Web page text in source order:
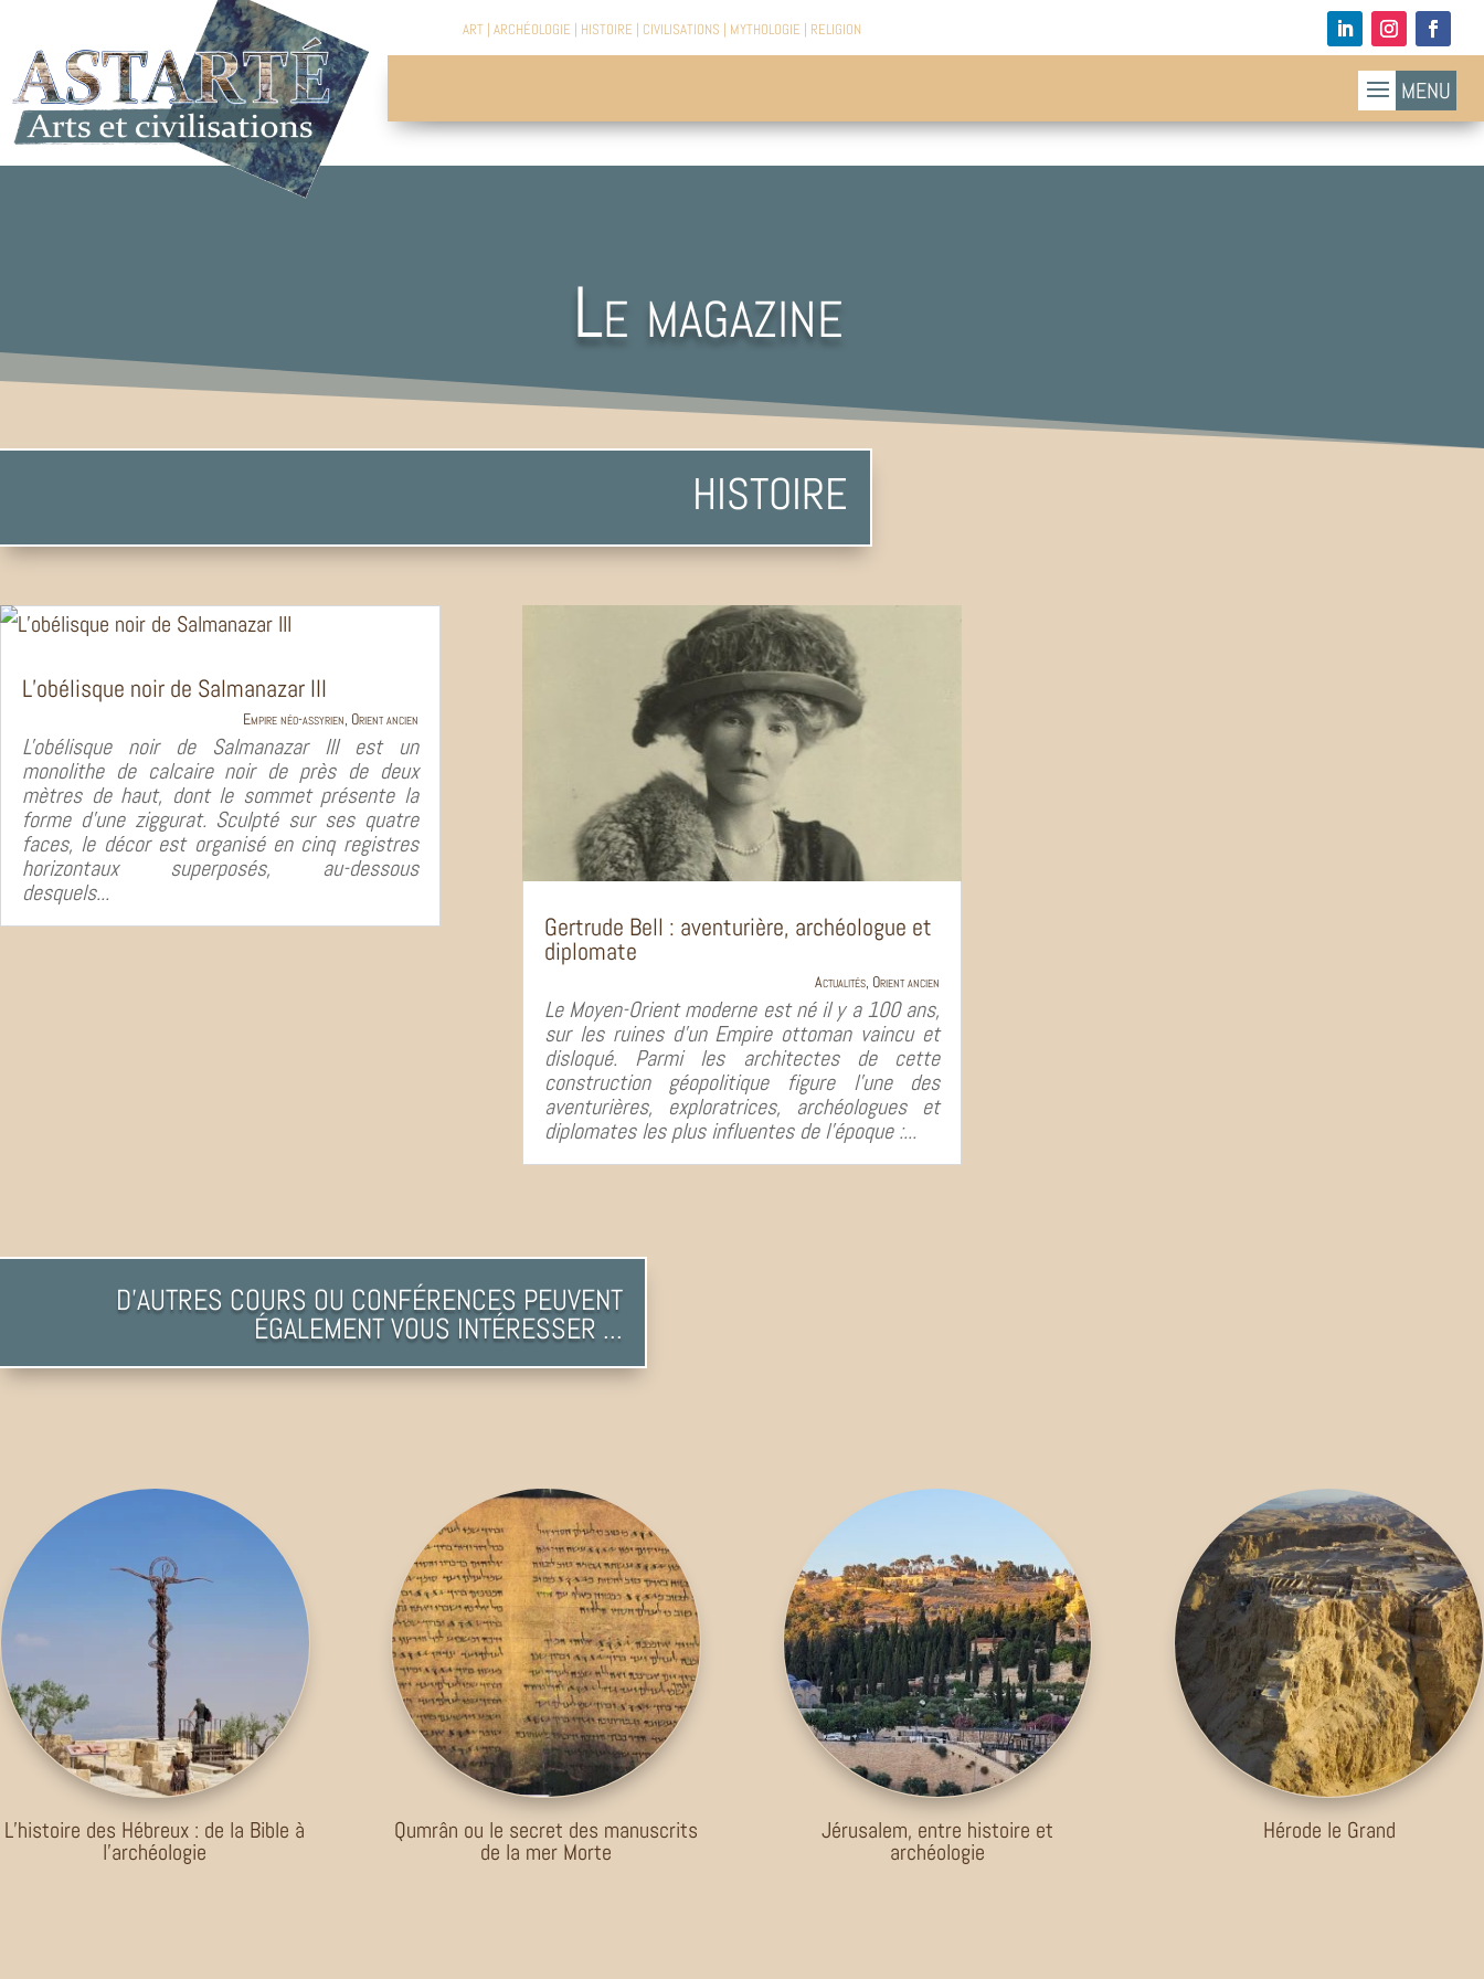
ART| ARCHÉOLOGIE HISTOIRE CIVILISATIONS MYTHOLOGIE RELIGION
Le magazine
HISTOIRE
L’obélisque noir de Salmanazar III
Empire néo-assyrien, Orient ancien
L'obélisque noir de Salmanazar III est un
monolithe de calcaire noir de près de deux
mètres de haut, dont le sommet présente la
forme d’une ziggurat. Sculpté sur ses quatre
faces, le décor est organisé en cinq registres
horizontaux superposés, au-dessous
desquels...
Gertrude Bell : aventurière, archéologue et
diplomate
Actualités Orient ancien
Le Moyen-Orient moderne est né il y a 100 ans,
sur les ruines d'un Empire ottoman vaincu et
disloqué. Parmi les architectes de cette
construction géopolitique figure l'une des
aventurières, exploratrices, archéologues et
diplomates les plus influentes de l'époque :...
D'AUTRES COURS OU CONFÉRENCES PEUVENT
ÉGALEMENT VOUS INTÉRESSER ...
L’histoire des Hébreux : de la Bible à
l’archéologie
Qumrân ou le secret des manuscrits
de la mer Morte
Jérusalem, entre histoire et
archéologie
Hérode le Grand